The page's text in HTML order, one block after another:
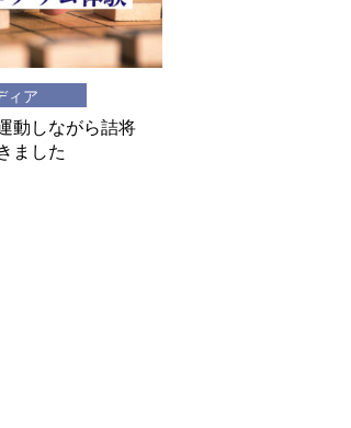
ィア
動しながら詰将
ました